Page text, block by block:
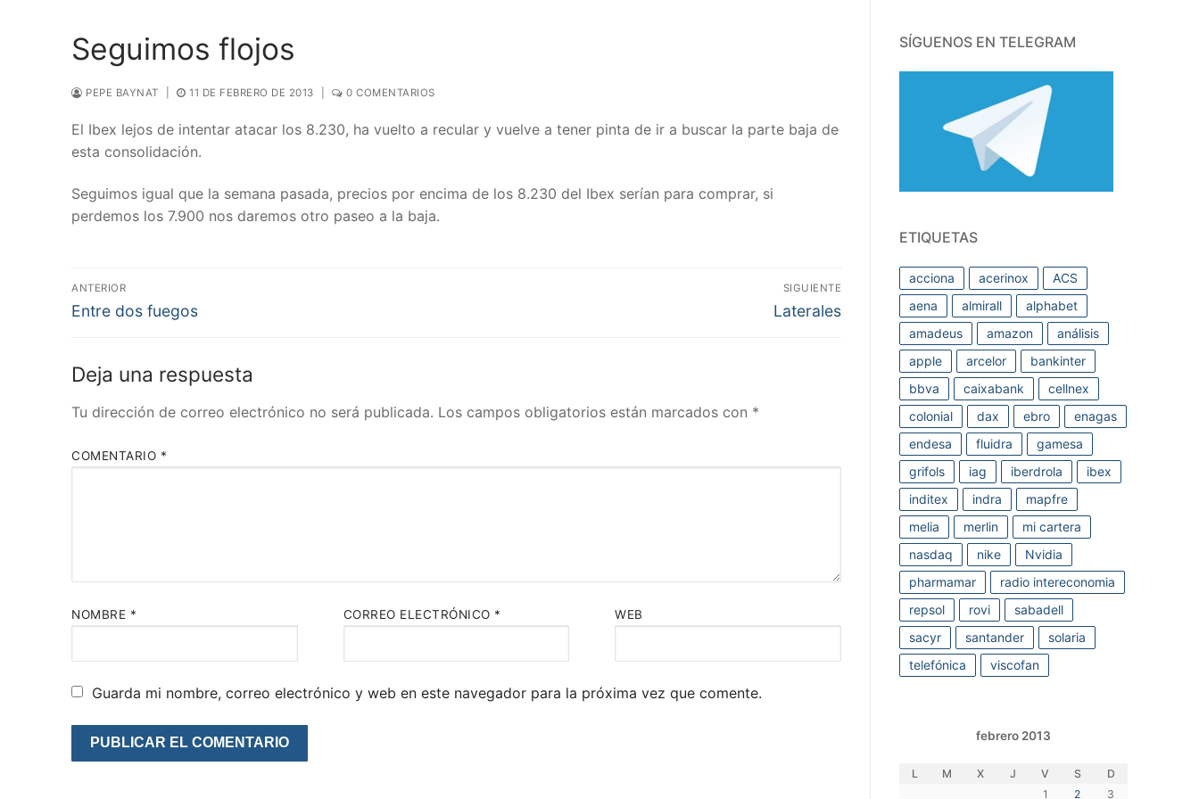
Seguimos flojos
PEPE BAYNAT 11 DE FEBRERO DE 2013 0 COMENTARIOS
El Ibex lejos de intentar atacar los 8.230, ha vuelto a recular y vuelve a tener pinta de ir a buscar la parte baja de
esta consolidación.
Seguimos igual que la semana pasada, precios por encima de los 8.230 del Ibex serían para comprar, si
perdemos los 7.900 nos daremos otro paseo a la baja.
Navegación
de
ANTERIOR
Entrada
Entre dos fuegos
SIGUIENTE
Entrada
Laterales
Deja una respuesta
Tu dirección de correo electrónico no será publicada. Los campos obligatorios están marcados con *
COMENTARIO *
NOMBRE * CORREO ELECTRÓNICO * WEB
Guarda mi nombre, correo electrónico y web en este navegador para la próxima vez que comente.
SÍGUENOS EN TELEGRAM
ETIQUETAS
acciona acerinox
ACS
aena
almirall
alphabet
amadeus
amazon
análisis
apple
arcelor
bankinter
bbva
caixabank
cellnex
colonial
dax ebro
enagas
endesa
fluidra
gamesa
grifols
iag iberdrola
ibex
inditex
indra
mapfre
melia
merlin
mi cartera
nasdaq
nike
Nvidia
pharmamar
radio intereconomia
repsol
rovi
sabadell
sacyr
santander
solaria
telefónica
viscofan
febrero 2013
L M X J V S
D
1
2 3